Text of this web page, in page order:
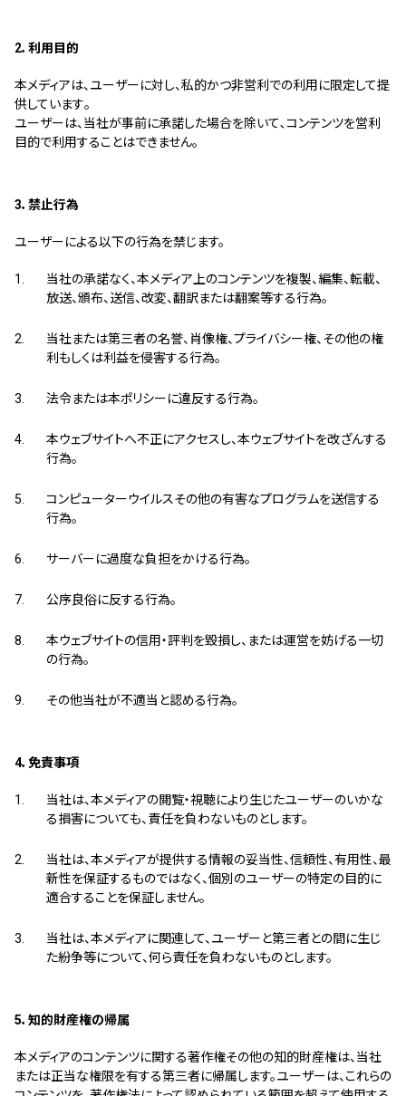
2．利用目的
本メディアは、ユーザーに対し、私的かつ非営利での利用に限定して提
供しています｡
ユーザーは、当社が事前に承諾した場合を除いて､コンテンツを営利
目的で利用することはできません｡
3．禁止行為
ユーザーによる以下の行為を禁じます。
当社の承諾なく、本メディア上のコンテンツを複製、編集、転載、
放送、頒布、送信、改変、翻訳または翻案等する行為。
当社または第三者の名誉、肖像権、プライバシー権、その他の権
利もしくは利益を侵害する行為。
法令または本ポリシーに違反する行為。
本ウェブサイトへ不正にアクセスし、本ウェブサイトを改ざんする
行為。
コンピューターウイルスその他の有害なプログラムを送信する
行為。
サーバーに過度な負担をかける行為。
公序良俗に反する行為。
本ウェブサイトの信用・評判を毀損し、または運営を妨げる一切
の行為。
その他当社が不適当と認める行為。
4．免責事項
当社は、本メディアの閲覧・視聴により生じたユーザーのいかな
る損害についても、責任を負わないものとします。
当社は、本メディアが提供する情報の妥当性、信頼性、有用性、最
新性を保証するものではなく、個別のユーザーの特定の目的に
適合することを保証しません。
当社は、本メディアに関連して、ユーザーと第三者との間に生じ
た紛争等について、何ら責任を負わないものとします。
5．知的財産権の帰属
本メディアのコンテンツに関する著作権その他の知的財産権は、当社
または正当な権限を有する第三者に帰属します。ユーザーは、これらの